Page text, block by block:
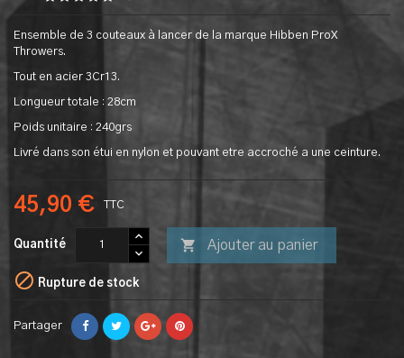
Ensemble de 3 couteaux à lancer de la marque Hibben ProX
Throwers.
Tout en acier 3Cr13.
Longueur totale : 28cm
Poids unitaire : 240grs
Livré dans son étui en nylon et pouvant etre accroché a une ceinture.
45,90 € TTC
Quantité  Ajouter au panier
 Rupture de stock
Partager